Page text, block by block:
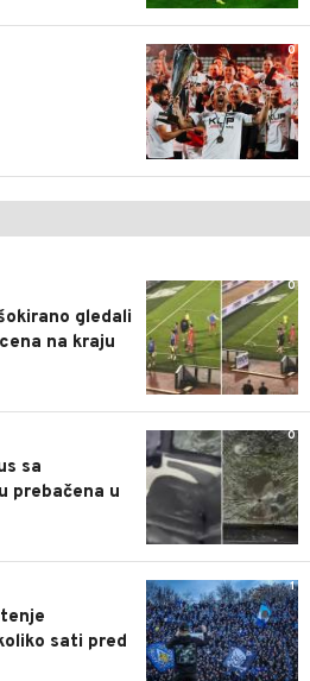
0
0
gledali
na kraju
0
sa
prebačena u
1
sati pred